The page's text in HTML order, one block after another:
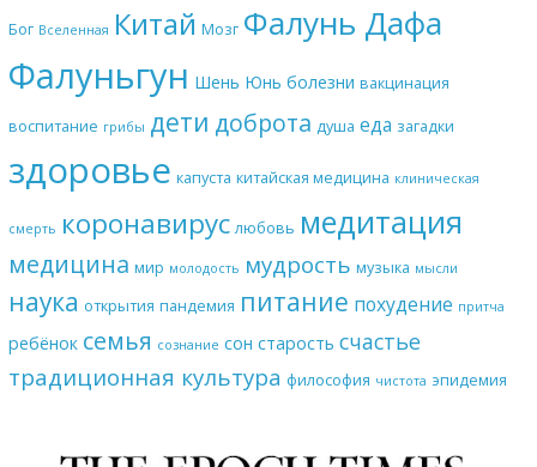
Бог Вселенная Китай Мозг Фалунь Дафа
Фалуньгун Шень Юнь болезни вакцинация
воспитание грибы дети доброта душа еда загадки
здоровье капуста китайская медицина клиническая
смерть коронавирус любовь медитация
медицина мир молодость мудрость музыка мысли
наука открытия пандемия питание похудение притча
ребёнок семья сознание сон старость счастье
традиционная культура философия чистота эпидемия